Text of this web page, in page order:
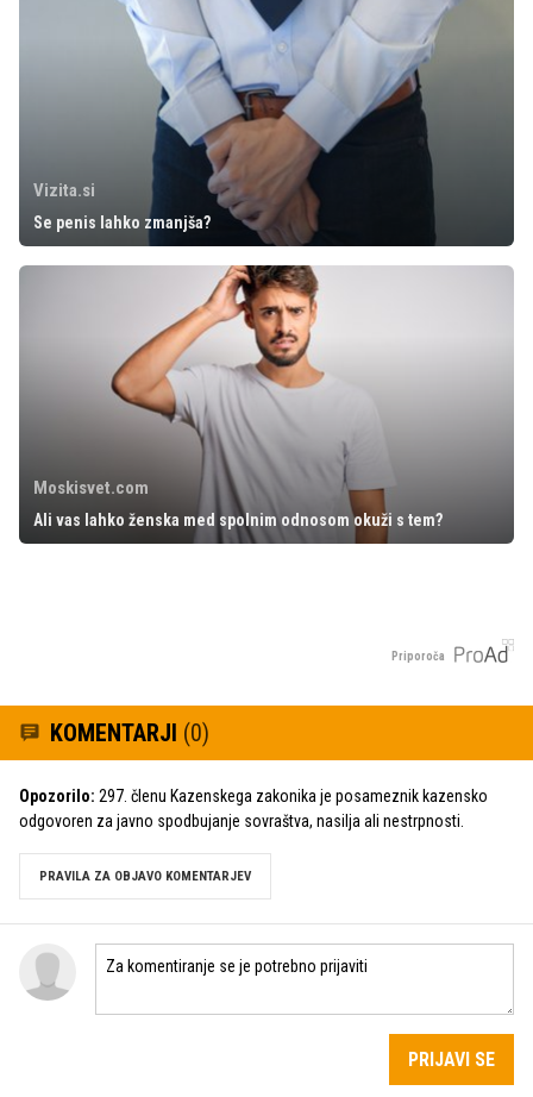
Vizita.si
Se penis lahko zmanjša?
Moskisvet.com
Ali vas lahko ženska med spolnim odnosom okuži s tem?
Priporoča
KOMENTARJI (0)
Opozorilo: 297. členu Kazenskega zakonika je posameznik kazensko
odgovoren za javno spodbujanje sovraštva, nasilja ali nestrpnosti.
PRAVILA ZA OBJAVO KOMENTARJEV
PRIJAVI SE